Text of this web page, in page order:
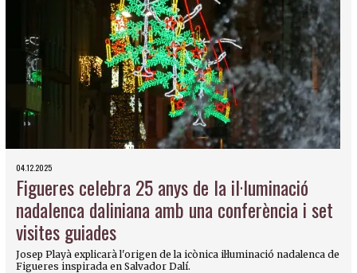
04.12.2025
Figueres celebra 25 anys de la il·luminació
nadalenca daliniana amb una conferència i set
visites guiades
Josep Playà explicarà l'origen de la icònica il·luminació nadalenca de
Figueres inspirada en Salvador Dalí.